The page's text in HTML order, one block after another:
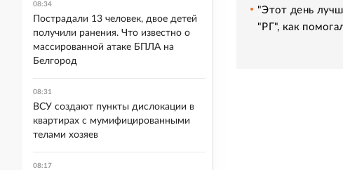
"Этот день
"РГ", как
08:34
Пострадали 13 человек, двое детей
получили ранения. Что известно о
массированной атаке БПЛА на
Белгород
08:31
ВСУ создают пункты дислокации в
квартирах с мумифицированными
телами хозяев
08:17